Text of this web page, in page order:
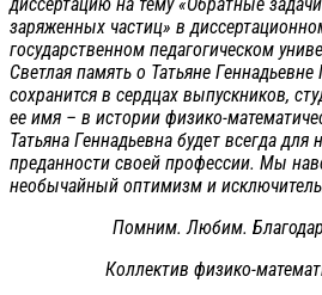
заряженных частиц» в
государственном педагогическом
Светлая память о Татьяне
сохранится в сердцах выпускников,
ее имя – в истории физико-
Татьяна Геннадьевна будет всегда
преданности своей профессии. Мы
необычайный оптимизм и
Помним. Любим.
Коллектив физико-